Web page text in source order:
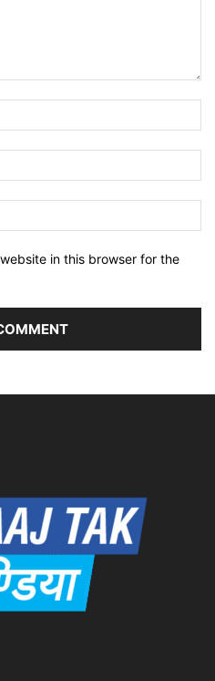
in this browser for the